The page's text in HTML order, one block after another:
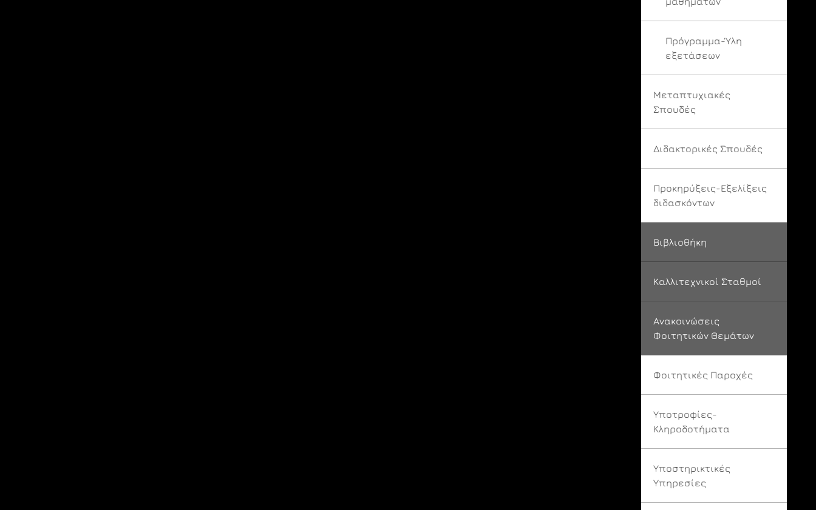
Πρόγραμμα-Ύλη
εξετάσεων
Μεταπτυχιακές
Σπουδές
Διδακτορικές Σπουδές
Προκηρύξεις-Εξελίξεις
διδασκόντων
Βιβλιοθήκη
Καλλιτεχνικοί Σταθμοί
Ανακοινώσεις
Φοιτητικών Θεμάτων
Φοιτητικές Παροχές
Υποτροφίες-
Κληροδοτήματα
Υποστηρικτικές
Υπηρεσίες